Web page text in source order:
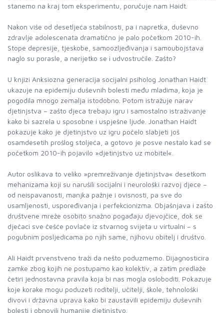
stanemo na kraj tom eksperimentu, poručuje nam Haidt.
Nakon više od desetljeća stabilnosti, pa i napretka, duševno
zdravlje adolescenata dramatično je palo početkom 2010-ih.
Stope depresije, tjeskobe, samoozljeđivanja i samoubojstava
naglo su porasle, a nerijetko se i udvostručile. Zašto?
U knjizi Anksiozna generacija socijalni psiholog Jonathan Haidt
ukazuje na epidemiju duševnih bolesti među mladima, koja je
pogodila mnogo zemalja istodobno. Potom istražuje narav
djetinjstva – zašto djeca trebaju igru i samostalno istraživanje
kako bi sazrela u sposobne i uspješne ljude. Jonathan Haidt
pokazuje kako je djetinjstvo uz igru počelo slabjeti još
osamdesetih prošlog stoljeća, a gotovo je posve nestalo kad se
početkom 2010-ih pojavilo »djetinjstvo uz mobitel«.
Autor oslikava to veliko »premreživanje djetinjstva« desetkom
mehanizama koji su narušili socijalni i neurološki razvoj djece –
od neispavanosti, manjka pažnje i ovisnosti, pa sve do
usamljenosti, uspoređivanja i perfekcionizma. Objašnjava i zašto
društvene mreže osobito snažno pogađaju djevojčice, dok se
dječaci sve češće povlače iz stvarnog svijeta u virtualni – s
pogubnim posljedicama po njih same, njihovu obitelj i društvo.
Ali Haidt prvenstveno traži da nešto poduzmemo. Dijagnosticira
zamke zbog kojih ne postupamo kao kolektiv, a zatim predlaže
četiri jednostavna pravila koja bi nas mogla osloboditi. Pokazuje
koje korake mogu poduzeti roditelji, učitelji, škole, tehnološki
divovi i državna uprava kako bi zaustavili epidemiju duševnih
bolesti i obnovili humanije djetinjstvo.